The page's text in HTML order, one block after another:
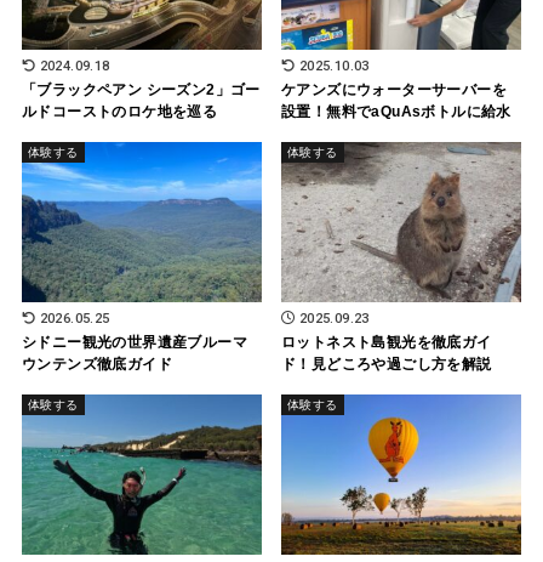
2024.09.18
「ブラックペアン シーズン2」ゴー
ルドコーストのロケ地を巡る
2025.10.03
ケアンズにウォーターサーバーを
設置！無料でaQuAsボトルに給水
体験する
2026.05.25
シドニー観光の世界遺産ブルーマ
ウンテンズ徹底ガイド
体験する
2025.09.23
ロットネスト島観光を徹底ガイ
ド！見どころや過ごし方を解説
体験する 体験する